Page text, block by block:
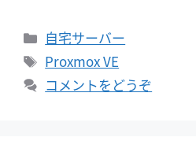
カ
テ
ゴ
リ
自宅サーバー
タ
グ
Proxmox VE
コメントをどうぞ